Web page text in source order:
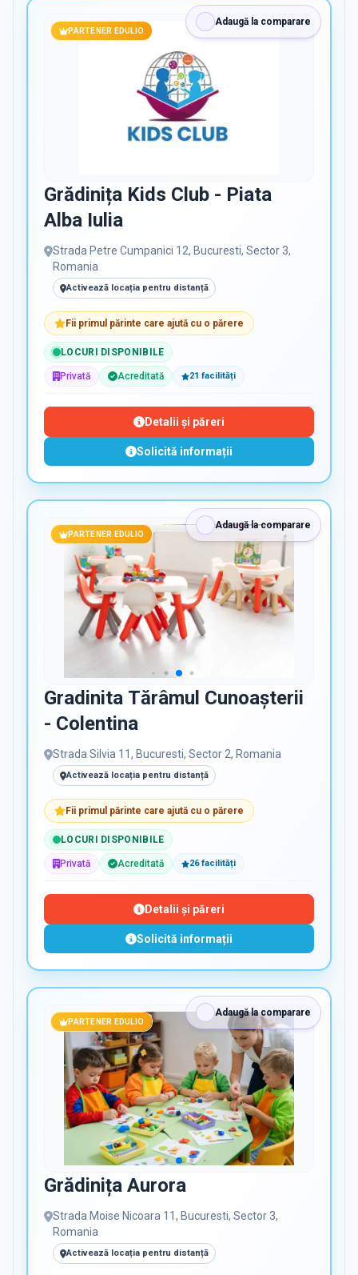
Toate Filtrele
METODOLOGIE, LIMBĂ, FACILITĂȚI
Adaugă la comparare
PARTENER EDULIO
Grădinița Kids Club - Piata
Alba Iulia
Strada Petre Cumpanici 12, Bucuresti, Sector 3,
Romania
Activează locația pentru distanță
Fii primul părinte care ajută cu o părere
LOCURI DISPONIBILE
Privată Acreditată 21 facilități
Detalii și păreri
Solicită informații
Adaugă la comparare
PARTENER EDULIO
Gradinita Tărâmul Cunoașterii
- Colentina
Strada Silvia 11, Bucuresti, Sector 2, Romania
Activează locația pentru distanță
Fii primul părinte care ajută cu o părere
LOCURI DISPONIBILE
Privată Acreditată 26facilități
Detalii și păreri
Solicită informații
Adaugă la comparare
PARTENER EDULIO
Grădinița Aurora
Strada Moise Nicoara 11, Bucuresti, Sector 3,
Romania
Activează locația pentru distanță